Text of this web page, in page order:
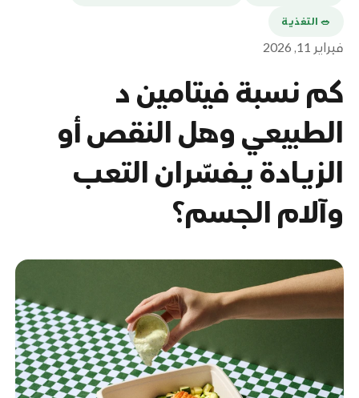
🥗 التغذية
فبراير 11, 2026
كم نسبة فيتامين د
الطبيعي وهل النقص أو
الزيادة يفسّران التعب
وآلام الجسم؟